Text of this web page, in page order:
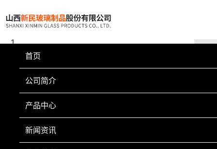
首页
公司简介
产品中心
新闻资讯